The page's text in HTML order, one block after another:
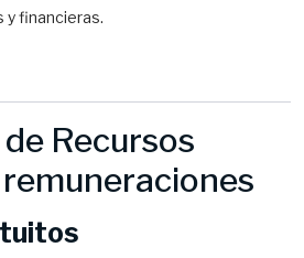
y financieras.
Recursos